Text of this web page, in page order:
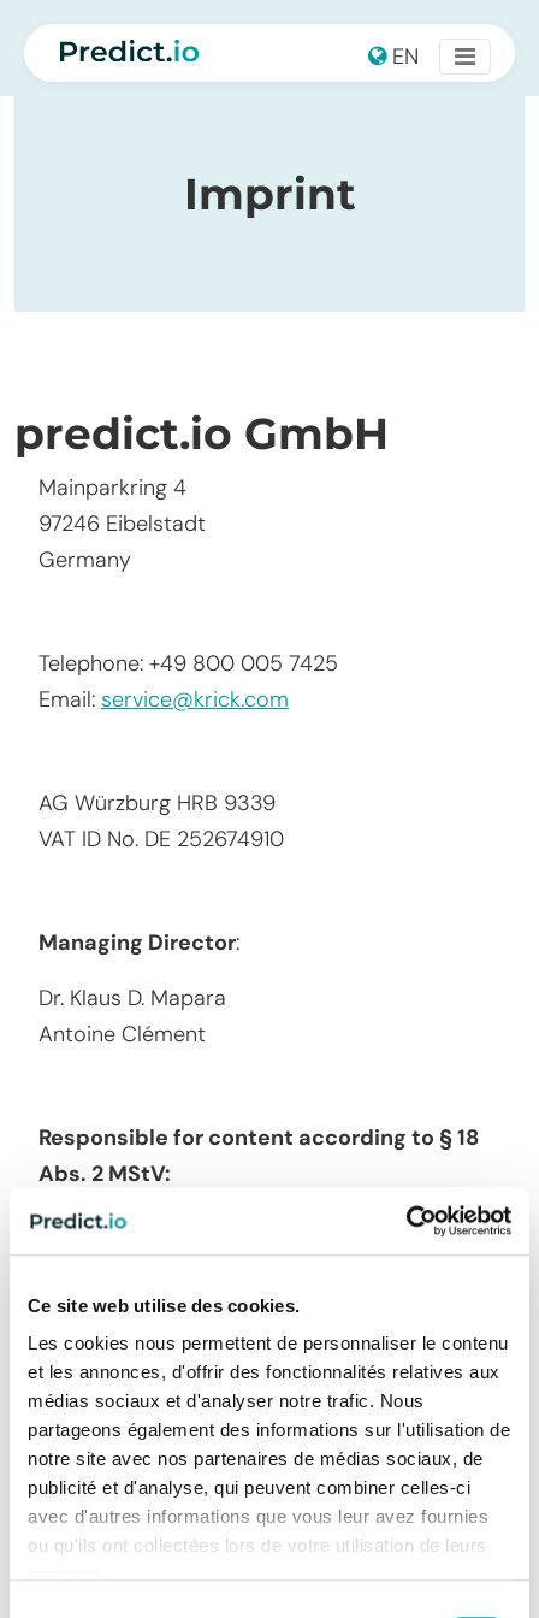
Ce site web utilise des cookies.
Les cookies nous permettent de personnaliser le contenu
et les annonces, d'offrir des fonctionnalités relatives aux
médias sociaux et d'analyser notre trafic. Nous
partageons également des informations sur l'utilisation de
notre site avec nos partenaires de médias sociaux, de
publicité et d'analyse, qui peuvent combiner celles-ci
avec d'autres informations que vous leur avez fournies
ou qu'ils ont collectées lors de votre utilisation de leurs
Main Navigation EN
Imprint
predict.io GmbH
Mainparkring 4
97246 Eibelstadt
Germany
Telephone: +49 800 005 7425
Email: service@krick.com
AG Würzburg HRB 9339
VAT ID No. DE 252674910
Managing Director:
Dr. Klaus D. Mapara
Antoine Clément
Responsible for content according to § 18
Abs. 2 MStV:
Dr. Klaus D. Mapara
(address see above)
The European Commission provides a
platform for out-of-court online dispute
resolution (ODR platform), which can be
accessed at
www.ec.europa.eu/consumers/odr. You can
find our e-mail address in our legal notice. We